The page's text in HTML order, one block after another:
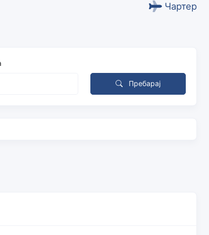
Чартер
Пребарај